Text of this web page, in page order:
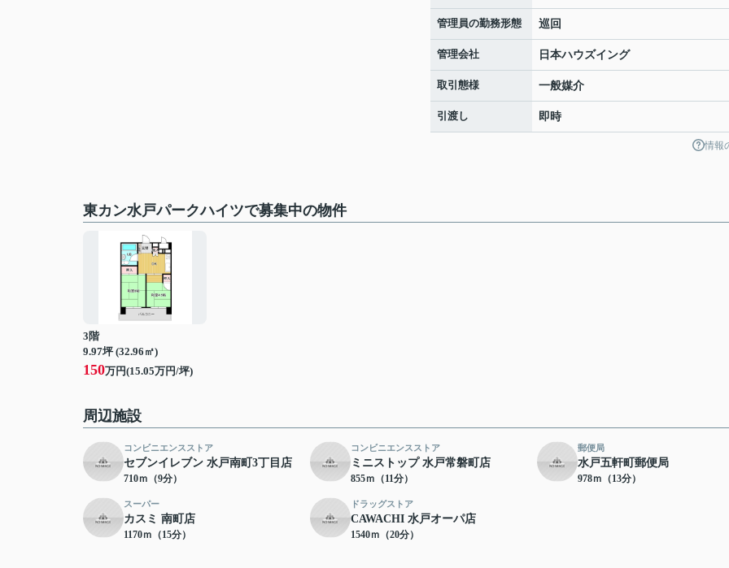
管理員の勤務形態 巡回
管理会社 日本ハウズイング
取引態様 一般媒介
引渡し 即時
情報
東カン水戸パークハイツで募集中の物件
3階
9.97坪 (32.96㎡)
150万円(15.05万円/坪)
周辺施設
コンビニエンスストア
セブンイレブン 水戸南町3丁目店
710ｍ（9分）
コンビニエンスストア
ミニストップ 水戸常磐町店
855ｍ（11分）
郵便局
水戸五軒町郵便局
978ｍ（13分）
スーパー
カスミ 南町店
1170ｍ（15分）
ドラッグストア
CAWACHI 水戸オーパ店
1540ｍ（20分）